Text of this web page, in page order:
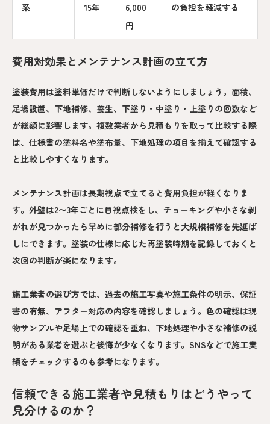
系
15年
6,000
円
の負担を軽減する
費用対効果とメンテナンス計画の立て方
塗装費用は塗料単価だけで判断しないようにしましょう。面積、
足場設置、下地補修、養生、下塗り・中塗り・上塗りの回数など
が総額に影響します。複数業者から見積もりを取って比較する際
は、仕様書の塗料名や塗布量、下地処理の項目を揃えて確認する
と比較しやすくなります。
メンテナンス計画は長期視点で立てると費用負担が軽くなりま
す。外壁は2〜3年ごとに目視点検をし、チョーキングや小さな剥
がれが見つかったら早めに部分補修を行うと大規模補修を先延ば
しにできます。塗装の仕様に応じた再塗装時期を記録しておくと
次回の判断が楽になります。
施工業者の選び方では、過去の施工写真や施工条件の明示、保証
書の有無、アフター対応の内容を確認しましょう。色の確認は現
物サンプルや足場上での確認を重ね、下地処理や小さな補修の説
明がある業者を選ぶと後悔が少なくなります。SNSなどで施工実
績をチェックするのも参考になります。
信頼できる施工業者や見積もりはどうやって
見分けるのか？